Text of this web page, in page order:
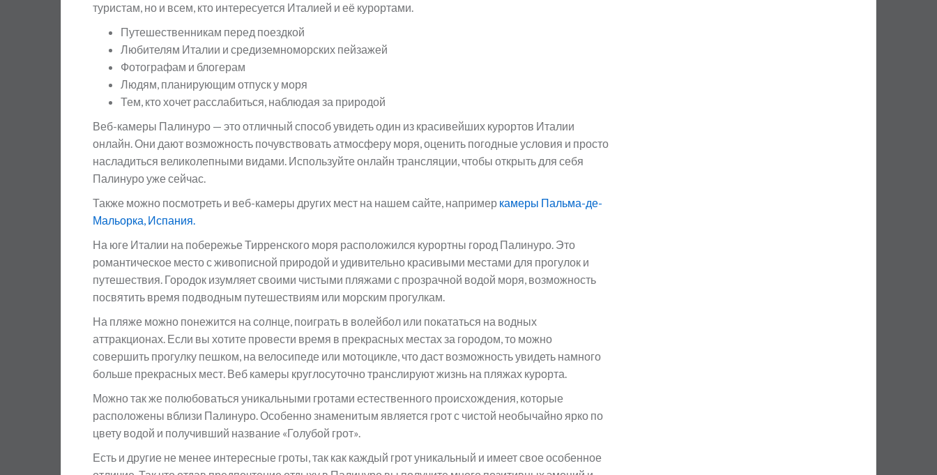
туристам, но и всем, кто интересуется Италией и её курортами.
Путешественникам перед поездкой
Любителям Италии и средиземноморских пейзажей
Фотографам и блогерам
Людям, планирующим отпуск у моря
Тем, кто хочет расслабиться, наблюдая за природой
Веб-камеры Палинуро — это отличный способ увидеть один из красивейших курортов Италии
онлайн. Они дают возможность почувствовать атмосферу моря, оценить погодные условия и просто
насладиться великолепными видами. Используйте онлайн трансляции, чтобы открыть для себя
Палинуро уже сейчас.
Также можно посмотреть и веб-камеры других мест на нашем сайте, например камеры Пальма-де-
Мальорка, Испания.
На юге Италии на побережье Тирренского моря расположился курортны город Палинуро. Это
романтическое место с живописной природой и удивительно красивыми местами для прогулок и
путешествия. Городок изумляет своими чистыми пляжами с прозрачной водой моря, возможность
посвятить время подводным путешествиям или морским прогулкам.
На пляже можно понежится на солнце, поиграть в волейбол или покататься на водных
аттракционах. Если вы хотите провести время в прекрасных местах за городом, то можно
совершить прогулку пешком, на велосипеде или мотоцикле, что даст возможность увидеть намного
больше прекрасных мест. Веб камеры круглосуточно транслируют жизнь на пляжах курорта.
Можно так же полюбоваться уникальными гротами естественного происхождения, которые
расположены вблизи Палинуро. Особенно знаменитым является грот с чистой необычайно ярко по
цвету водой и получивший название «Голубой грот».
Есть и другие не менее интересные гроты, так как каждый грот уникальный и имеет свое особенное